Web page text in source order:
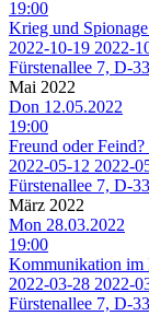
19:00
Krieg und
2022-10-19 2022-
Fürstenallee 7, D-
Mai 2022
Don 12.05.2022
19:00
Freund oder
2022-05-12 2022-
Fürstenallee 7, D-
März 2022
Mon 28.03.2022
19:00
Kommunikation im
2022-03-28 2022-
Fürstenallee 7, D-